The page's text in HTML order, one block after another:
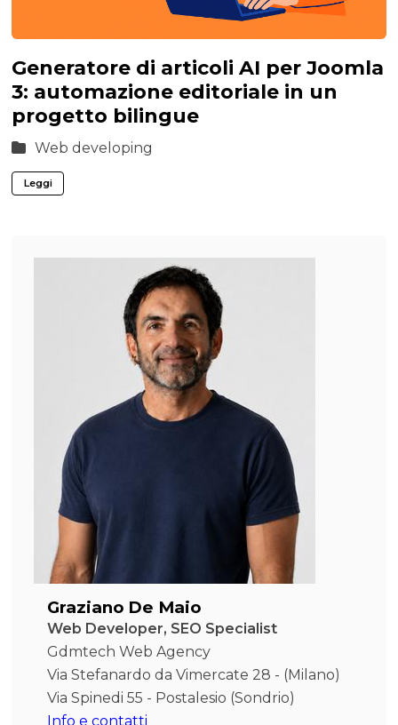
Generatore di articoli AI per Joomla
3: automazione editoriale in un
progetto bilingue
Web developing
Leggi
Graziano De Maio
Web Developer, SEO Specialist
Gdmtech Web Agency
Via Stefanardo da Vimercate 28 - (Milano)
Via Spinedi 55 - Postalesio (Sondrio)
Info e contatti